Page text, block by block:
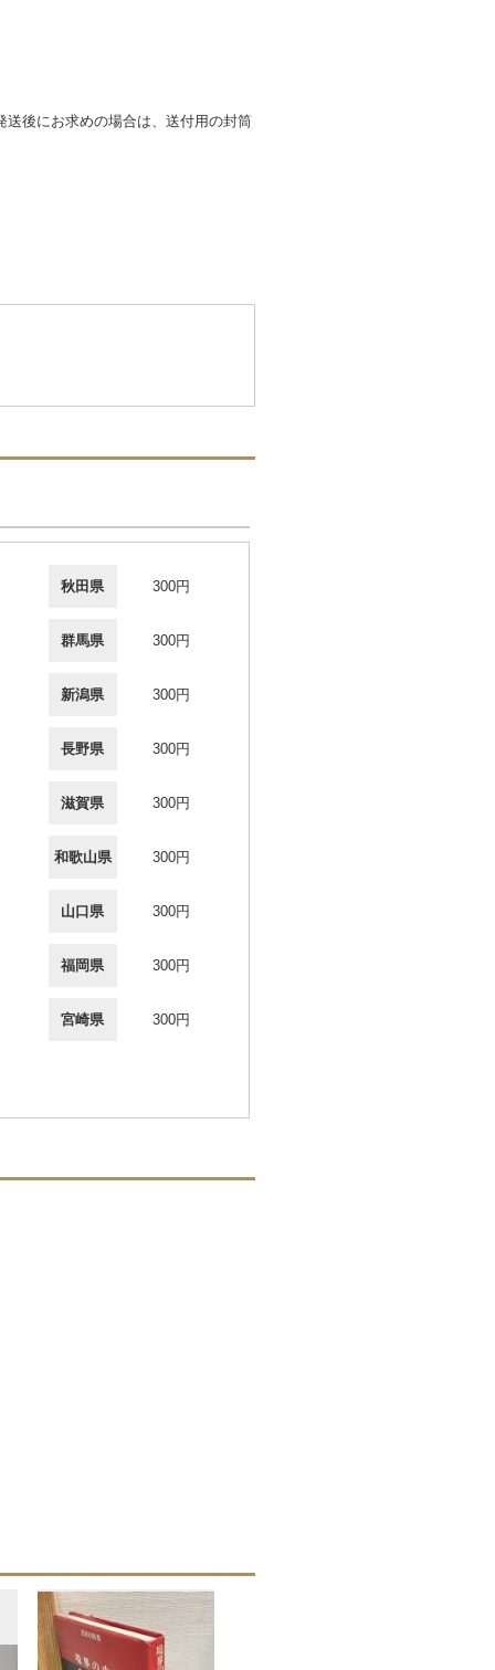
後にお求めの場合は、送付用の封筒
秋田県 300円
群馬県 300円
新潟県 300円
長野県 300円
滋賀県 300円
和歌山県 300円
山口県 300円
福岡県 300円
宮崎県 300円